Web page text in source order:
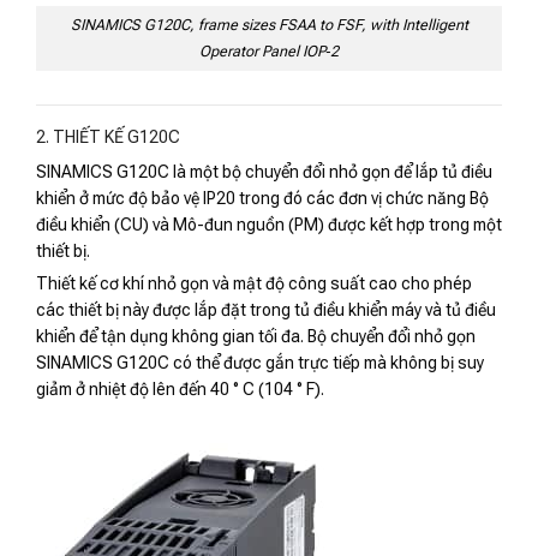
SINAMICS G120C, frame sizes FSAA to FSF, with Intelligent
Operator Panel IOP‑2
2. THIẾT KẾ G120C
SINAMICS G120C là một bộ chuyển đổi nhỏ gọn để lắp tủ điều
khiển ở mức độ bảo vệ IP20 trong đó các đơn vị chức năng Bộ
điều khiển (CU) và Mô-đun nguồn (PM) được kết hợp trong một
thiết bị.
Thiết kế cơ khí nhỏ gọn và mật độ công suất cao cho phép
các thiết bị này được lắp đặt trong tủ điều khiển máy và tủ điều
khiển để tận dụng không gian tối đa. Bộ chuyển đổi nhỏ gọn
SINAMICS G120C có thể được gắn trực tiếp mà không bị suy
giảm ở nhiệt độ lên đến 40 ° C (104 ° F).